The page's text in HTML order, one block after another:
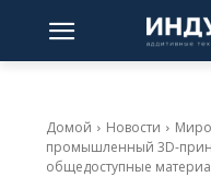
Домой Новости
промышленный 3D-
общедоступные